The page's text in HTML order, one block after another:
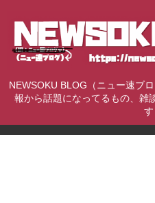
NEWSOKU BLOG（ニュー速ブ
報から話題になってるもの、雑
す